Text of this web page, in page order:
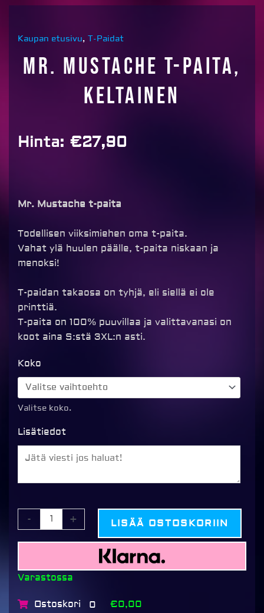
Kaupan etusivu, T-Paidat
Mr. Mustache T-paita,
keltainen
Hinta: €27,90
Mr. Mustache t-paita
Todellisen viiksimiehen oma t-paita.
Vahat ylä huulen päälle, t-paita niskaan ja
menoksi!
T-paidan takaosa on tyhjä, eli siellä ei ole
printtiä.
T-paita on 100% puuvillaa ja valittavanasi on
koot aina S:stä 3XL:n asti.
Koko
Valitse koko.
Lisätiedot
-
Mr.
Mustache
paita,
määrä
+ LISÄÄ OSTOSKORIIN
Varastossa
Ostoskori 0 €0,00